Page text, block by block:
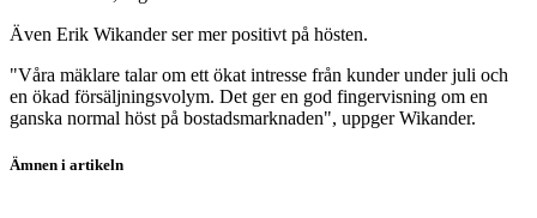
Även Erik Wikander ser mer positivt på hösten.
"Våra mäklare talar om ett ökat intresse från kunder under juli och
en ökad försäljningsvolym. Det ger en god fingervisning om en
ganska normal höst på bostadsmarknaden", uppger Wikander.
Ämnen i artikeln